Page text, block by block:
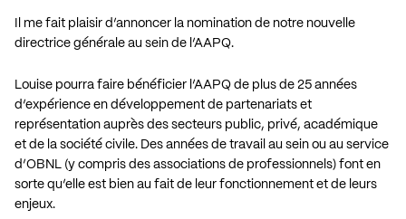
Il me fait plaisir d’annoncer la nomination de notre nouvelle
directrice générale au sein de l’AAPQ.
Louise pourra faire bénéficier l’AAPQ de plus de 25 années
d’expérience en développement de partenariats et
représentation auprès des secteurs public, privé, académique
et de la société civile. Des années de travail au sein ou au service
d’OBNL (y compris des associations de professionnels) font en
sorte qu’elle est bien au fait de leur fonctionnement et de leurs
enjeux.